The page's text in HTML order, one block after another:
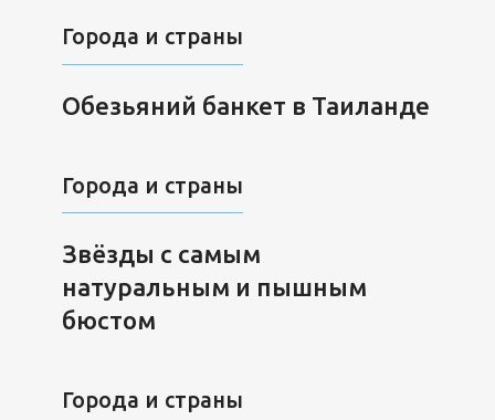
Города и страны
Обезьяний банкет в Таиланде
Города и страны
Звёзды с самым
натуральным и пышным
бюстом
Города и страны